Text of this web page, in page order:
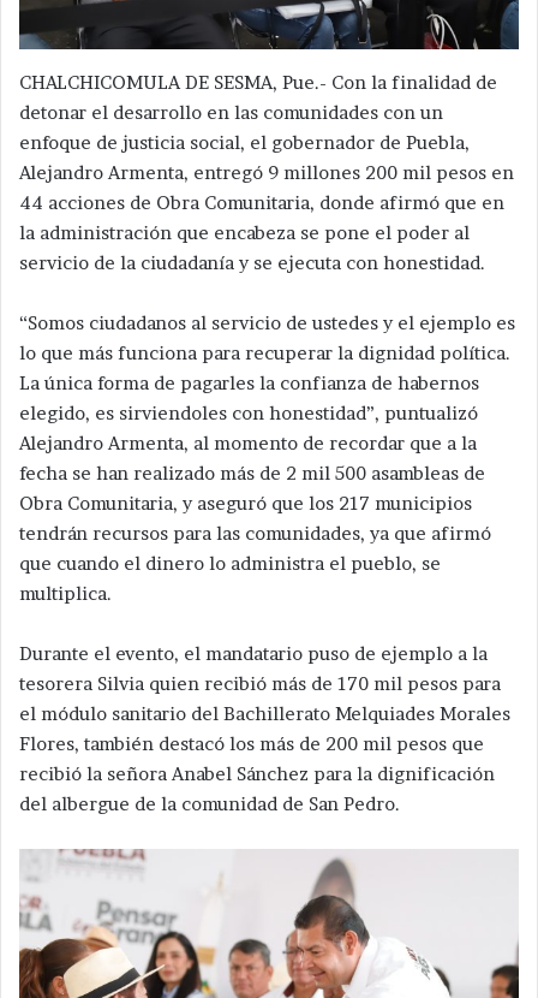
CHALCHICOMULA DE SESMA, Pue.- Con la finalidad de
detonar el desarrollo en las comunidades con un
enfoque de justicia social, el gobernador de Puebla,
Alejandro Armenta, entregó 9 millones 200 mil pesos en
44 acciones de Obra Comunitaria, donde afirmó que en
la administración que encabeza se pone el poder al
servicio de la ciudadanía y se ejecuta con honestidad.
“Somos ciudadanos al servicio de ustedes y el ejemplo es
lo que más funciona para recuperar la dignidad política.
La única forma de pagarles la confianza de habernos
elegido, es sirviendoles con honestidad”, puntualizó
Alejandro Armenta, al momento de recordar que a la
fecha se han realizado más de 2 mil 500 asambleas de
Obra Comunitaria, y aseguró que los 217 municipios
tendrán recursos para las comunidades, ya que afirmó
que cuando el dinero lo administra el pueblo, se
multiplica.
Durante el evento, el mandatario puso de ejemplo a la
tesorera Silvia quien recibió más de 170 mil pesos para
el módulo sanitario del Bachillerato Melquiades Morales
Flores, también destacó los más de 200 mil pesos que
recibió la señora Anabel Sánchez para la dignificación
del albergue de la comunidad de San Pedro.